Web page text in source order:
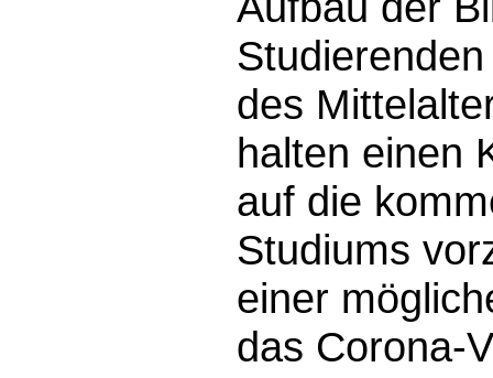
des
halten einen
auf die
Studiums
einer
das Corona-